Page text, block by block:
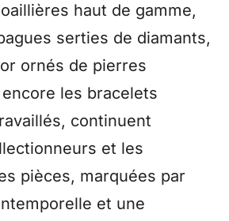
haut de gamme,
serties de diamants,
ornés de pierres
les bracelets
continuent
et les
pièces, marquées par
et une